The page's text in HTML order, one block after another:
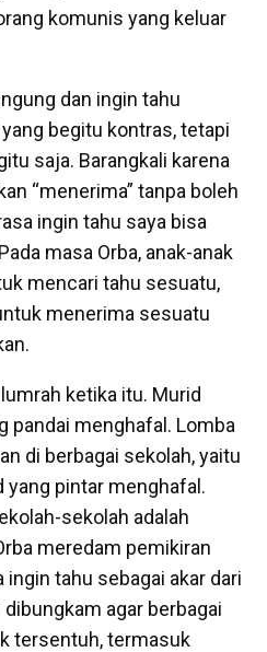
komunis yang keluar
dan ingin tahu
begitu kontras, tetapi
saja. Barangkali karena
“menerima” tanpa boleh
ingin tahu saya bisa
masa Orba, anak-anak
mencari tahu sesuatu,
menerima sesuatu
ketika itu. Murid
pandai menghafal. Lomba
di berbagai sekolah, yaitu
yang pintar menghafal.
sekolah adalah
meredam pemikiran
ingin tahu sebagai akar dari
agar berbagai
tersentuh, termasuk